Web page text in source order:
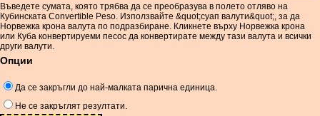
Въведете сумата, която трябва да се преобразува в полето отляво на
Кубинската Convertible Peso. Използвайте &quot;суап валути&quot;, за да
Норвежка крона валута по подразбиране. Кликнете върху Норвежка крона
или Куба конвертируеми песос да конвертирате между тази валута и всички
други валути.
Опции
Да се ​​закръгли до най-малката парична единица.
Не се закръглят резултати.